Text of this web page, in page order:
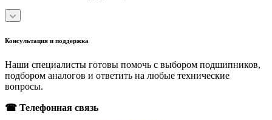
Консультация и поддержка
Наши специалисты готовы помочь с выбором подшипников,
подбором аналогов и ответить на любые технические
вопросы.
☎ Телефонная связь